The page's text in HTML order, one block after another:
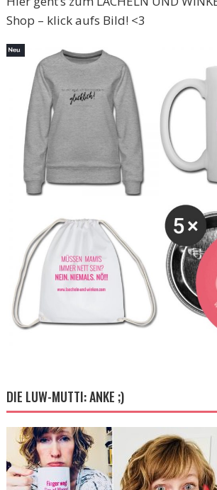
Shop – klick aufs Bild! <3
DIE LUW-MUTTI: ANKE ;)